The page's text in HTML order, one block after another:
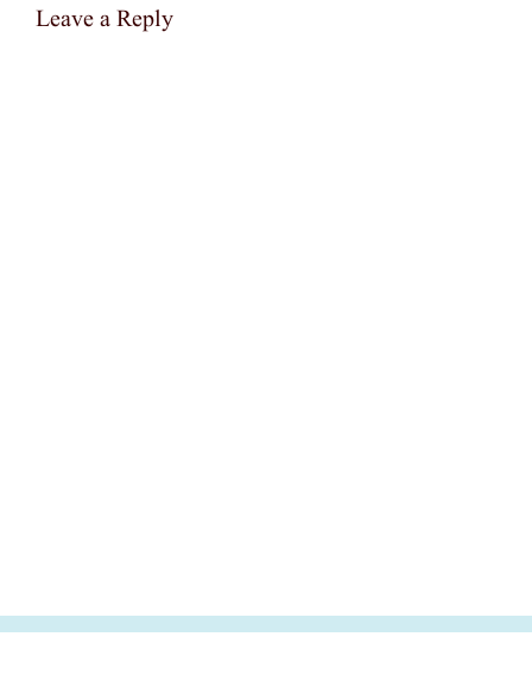
Leave a Reply